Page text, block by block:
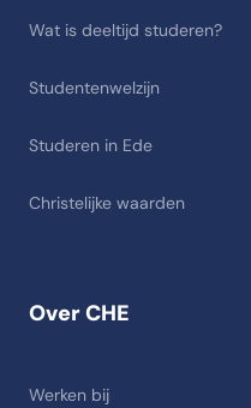
Over CHE
Werken bij
Wat is deeltijd studeren?
Studentenwelzijn
Studeren in Ede
Christelijke waarden